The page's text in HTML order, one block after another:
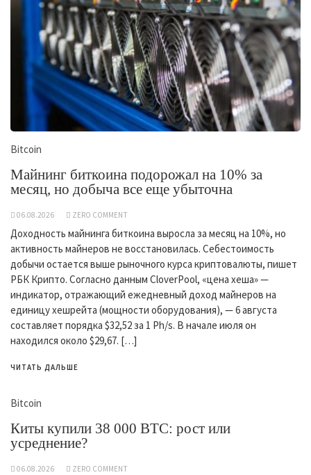
Bitcoin
Майнинг биткоина подорожал на 10% за
месяц, но добыча все еще убыточна
06.08.2026 ZERO COMMENT
Доходность майнинга биткоина выросла за месяц на 10%, но
активность майнеров не восстановилась. Себестоимость
добычи остается выше рыночного курса криптовалюты, пишет
РБК Крипто. Согласно данным CloverPool, «цена хеша» —
индикатор, отражающий ежедневный доход майнеров на
единицу хешрейта (мощности оборудования), — 6 августа
составляет порядка $32,52 за 1 Ph/s. В начале июля он
находился около $29,67. […]
ЧИТАТЬ ДАЛЬШЕ
Bitcoin
Киты купили 38 000 BTC: рост или
усреднение?
06.08.2026 ZERO COMMENT